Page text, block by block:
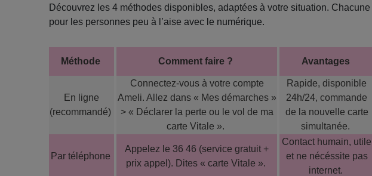
Découvrez les 4 méthodes disponibles, adaptées à votre situation. Chacune
pour les personnes peu à l’aise avec le numérique.
Méthode Comment faire ? Avantages
En ligne
(recommandé)
Connectez-vous à votre compte
Ameli. Allez dans « Mes démarches »
> « Déclarer la perte ou le vol de ma
carte Vitale ».
Rapide, disponible
24h/24, commande
de la nouvelle carte
simultanée.
Par téléphone
Appelez le 36 46 (service gratuit +
prix appel). Dites « carte Vitale ».
Contact humain, utile
et ne nécéssite pas
internet.